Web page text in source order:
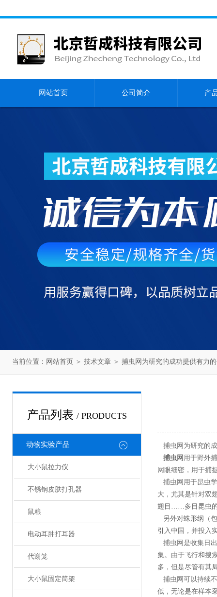
网站首页 公司简介 产
当前位置： 网站首页 ＞ 技术文章 ＞ 捕虫网为研究的成功提供有力
产品列表 / PRODUCTS
动物实验产品
大小鼠拉力仪
不锈钢皮肤打孔器
鼠粮
电动耳肿打耳器
代谢笼
大小鼠固定筒架
捕虫网为研究的
捕虫网 用于野外
网眼细密，用于捕
捕虫网用于昆虫
大，尤其是针对双
翅目……多目昆虫
另外对蛛形纲（
引入中国，并投入
捕虫网是收集日
集。由于飞行和搜
多，但是尽管有其
捕虫网可以持续
低，无论是在样本